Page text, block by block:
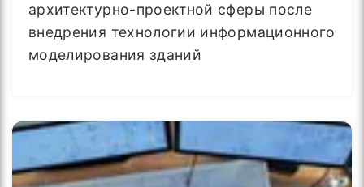
архитектурно-проектной сферы после
внедрения технологии информационного
моделирования зданий